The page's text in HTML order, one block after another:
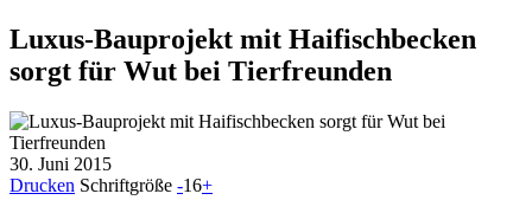
Luxus-Bauprojekt mit Haifischbecken
sorgt für Wut bei Tierfreunden
30. Juni 2015
Drucken Schriftgröße -16+